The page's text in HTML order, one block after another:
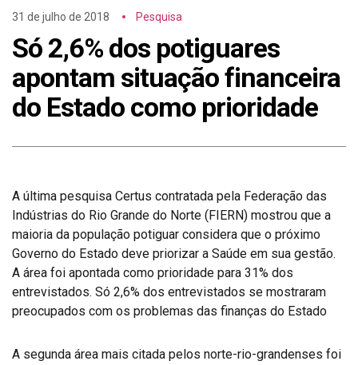
31 de julho de 2018 Pesquisa
Só 2,6% dos potiguares
apontam situação financeira
do Estado como prioridade
A última pesquisa Certus contratada pela Federação das
Indústrias do Rio Grande do Norte (FIERN) mostrou que a
maioria da população potiguar considera que o próximo
Governo do Estado deve priorizar a Saúde em sua gestão.
A área foi apontada como prioridade para 31% dos
entrevistados. Só 2,6% dos entrevistados se mostraram
preocupados com os problemas das finanças do Estado
A segunda área mais citada pelos norte-rio-grandenses foi